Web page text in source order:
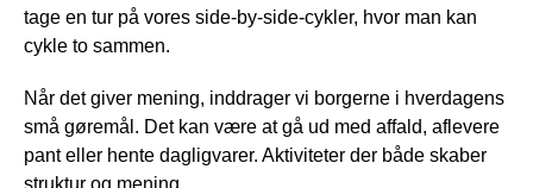
tage en tur på vores side-by-side-cykler, hvor man kan
cykle to sammen.
Når det giver mening, inddrager vi borgerne i hverdagens
små gøremål. Det kan være at gå ud med affald, aflevere
pant eller hente dagligvarer. Aktiviteter der både skaber
struktur og mening.